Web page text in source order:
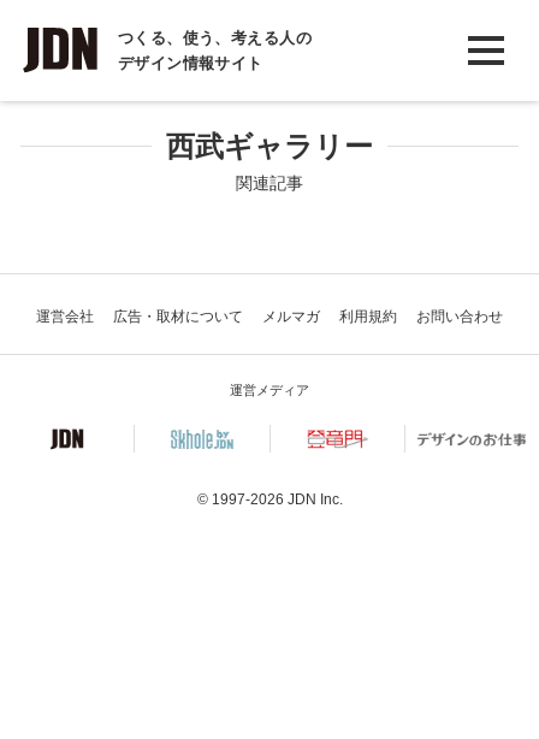
つくる、使う、考える人の
デザイン情報サイト
INTERVIEW
インタビュー
REPORT西武ギャラリー
関連記事
運営会社 広告・取材について メルマガ 利用規約 お問い合わせ
運営メディア
© 1997-2026 JDN Inc.